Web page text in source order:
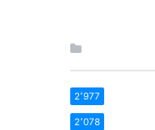
2٬977
2٬078